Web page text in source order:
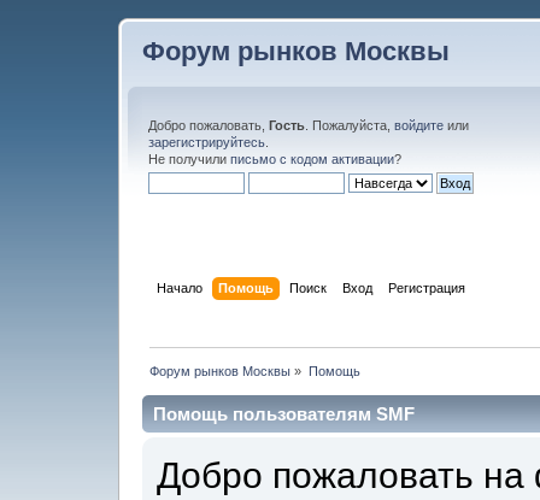
Форум рынков Москвы
Добро пожаловать, Гость . Пожалуйста, войдите или
зарегистрируйтесь
Не получили письмо с кодом активации?
Начало Помощь Поиск Вход Регистрация
Форум рынков Москвы » Помощь
Помощь пользователям SMF
Добро пожаловать